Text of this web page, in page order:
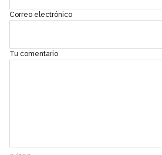
Correo electrónico
Tu comentario